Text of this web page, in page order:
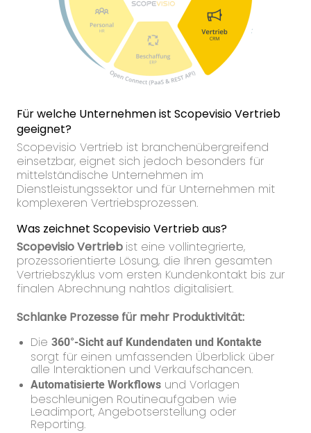
Für welche Unternehmen ist Scopevisio Vertrieb
geeignet?
Scopevisio Vertrieb ist branchenübergreifend
einsetzbar, eignet sich jedoch besonders für
mittelständische Unternehmen im
Dienstleistungssektor und für Unternehmen mit
komplexeren Vertriebsprozessen.
Was zeichnet Scopevisio Vertrieb aus?
Scopevisio Vertrieb ist eine vollintegrierte,
prozessorientierte Lösung, die Ihren gesamten
Vertriebszyklus vom ersten Kundenkontakt bis zur
finalen Abrechnung nahtlos digitalisiert.
Schlanke Prozesse für mehr Produktivität:
Die360°-Sicht auf Kundendaten und Kontakte
sorgt für einen umfassenden Überblick über
alle Interaktionen und Verkaufschancen.
Automatisierte Workflows und Vorlagen
beschleunigen Routineaufgaben wie
Leadimport, Angebotserstellung oder
Reporting.